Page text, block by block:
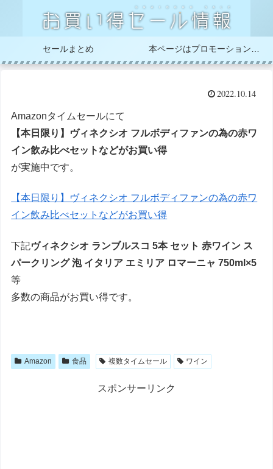
セールまとめ
2022.10.14
Amazonタイムセールにて
【本日限り】ヴィネクシオ フルボディファンの為の赤ワ
イン飲み比べセットなどがお買い得
が実施中です。
【本日限り】ヴィネクシオ フルボディファンの為の赤ワ
イン飲み比べセットなどがお買い得
下記ヴィネクシオ ランブルスコ 5本 セット 赤ワイン ス
パークリング 泡 イタリア エミリア ロマーニャ 750ml×5
等
多数の商品がお買い得です。
Amazon 食品 複数タイムセール ワイン
スポンサーリンク